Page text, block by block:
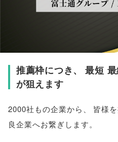
推薦枠につき、
最短
が狙えます
2000社もの企業から 、 皆様
良企業へお繋ぎします。